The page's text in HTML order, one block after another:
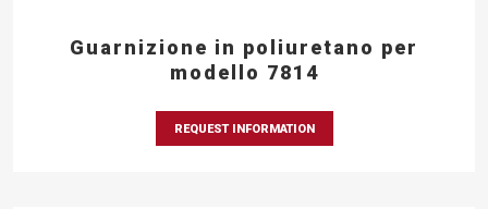
Guarnizione in poliuretano per
modello 7814
REQUEST INFORMATION